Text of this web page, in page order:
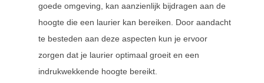
goede omgeving, kan aanzienlijk bijdragen aan de
hoogte die een laurier kan bereiken. Door aandacht
te besteden aan deze aspecten kun je ervoor
zorgen dat je laurier optimaal groeit en een
indrukwekkende hoogte bereikt.